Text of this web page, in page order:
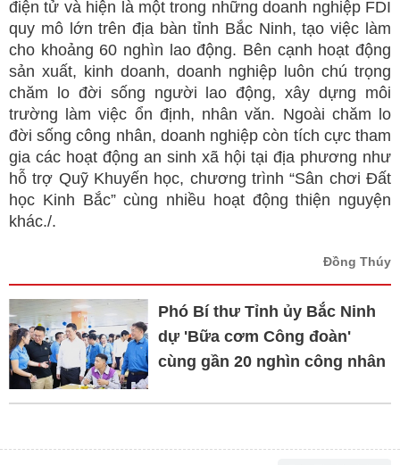
điện tử và hiện là một trong những doanh nghiệp FDI
quy mô lớn trên địa bàn tỉnh Bắc Ninh, tạo việc làm
cho khoảng 60 nghìn lao động. Bên cạnh hoạt động
sản xuất, kinh doanh, doanh nghiệp luôn chú trọng
chăm lo đời sống người lao động, xây dựng môi
trường làm việc ổn định, nhân văn. Ngoài chăm lo
đời sống công nhân, doanh nghiệp còn tích cực tham
gia các hoạt động an sinh xã hội tại địa phương như
hỗ trợ Quỹ Khuyến học, chương trình “Sân chơi Đất
học Kinh Bắc” cùng nhiều hoạt động thiện nguyện
khác./.
Đồng Thúy
Phó Bí thư Tỉnh ủy Bắc Ninh
dự 'Bữa cơm Công đoàn'
cùng gần 20 nghìn công nhân